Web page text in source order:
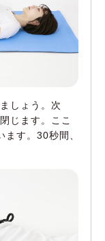
しょう。次
じます。ここ
す。30秒間、